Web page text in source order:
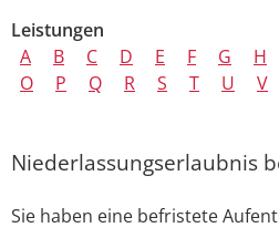
Leistungen
A
B C D E F G H
O
P Q R S T U V
Niederlassungserlaubnis
Sie haben eine befristete